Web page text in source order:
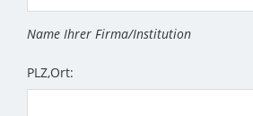
Name Ihrer Firma/Institution
PLZ,Ort: